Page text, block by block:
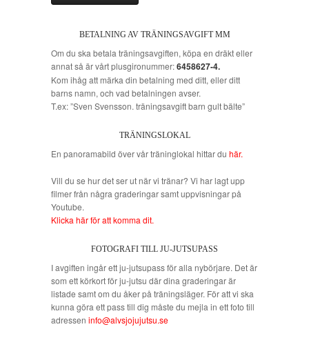
BETALNING AV TRÄNINGSAVGIFT MM
Om du ska betala träningsavgiften, köpa en dräkt eller
annat så är vårt plusgironummer:6458627-4.
Kom ihåg att märka din betalning med ditt, eller ditt
barns namn, och vad betalningen avser.
T.ex: ”Sven Svensson. träningsavgift barn gult bälte”
TRÄNINGSLOKAL
En panoramabild över vår träninglokal hittar du här.
Vill du se hur det ser ut när vi tränar? Vi har lagt upp
filmer från några graderingar samt uppvisningar på
Youtube.
Klicka här för att komma dit.
FOTOGRAFI TILL JU-JUTSUPASS
I avgiften ingår ett ju-jutsupass för alla nybörjare. Det är
som ett körkort för ju-jutsu där dina graderingar är
listade samt om du åker på träningsläger. För att vi ska
kunna göra ett pass till dig måste du mejla in ett foto till
adressen info@alvsjojujutsu.se